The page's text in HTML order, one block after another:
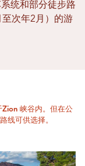
统和部分徒步路
次年2月）的游
峡谷内。但在公
线可供选择。